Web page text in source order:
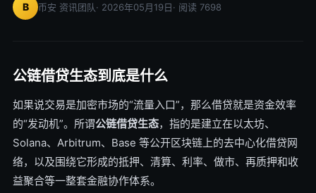
B 币安 资讯团队· 2026年05月19日· 阅读 7698
公链借贷生态到底是什么
如果说交易是加密市场的“流量入口”，那么借贷就是资金效率
的“发动机”。所谓公链借贷生态，指的是建立在以太坊、
Solana、Arbitrum、Base 等公开区块链上的去中心化借贷网
络，以及围绕它形成的抵押、清算、利率、做市、再质押和收
益聚合等一整套金融协作体系。